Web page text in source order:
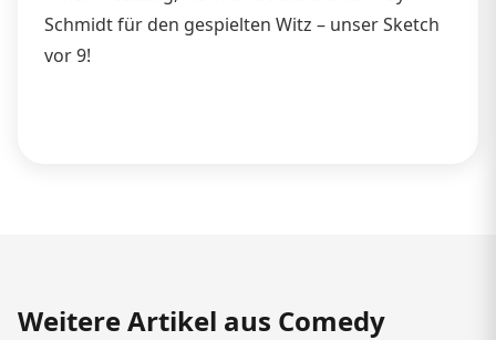
Schmidt für den gespielten Witz – unser Sketch
vor 9!
Weitere Artikel aus Comedy